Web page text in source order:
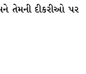
તેમની દીકરીઓ પર